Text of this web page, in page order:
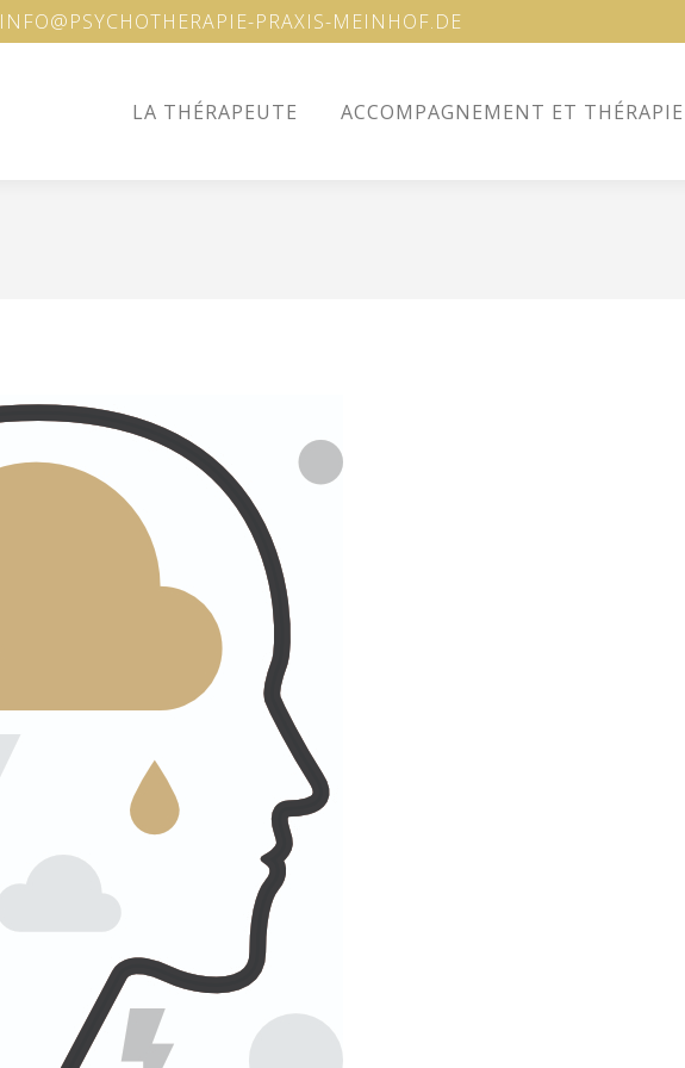
INFO@PSYCHOTHERAPIE-PRAXIS-MEINHOF.DE
LA THÉRAPEUTE ACCOMPAGNEMENT ET THÉRAPIE
LA THÉRAPEUTE ACCOMPAGNEMENT ET THÉRAPIE